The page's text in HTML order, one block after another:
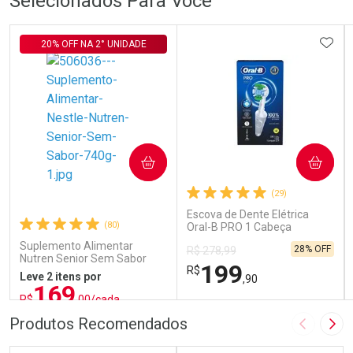
(80)
Suplemento Alimentar
Nutren Senior Sem Sabor
740g
20% OFF NA 2° UNIDADE
Leve 2 itens por
R$169,00/cada
COMPRAR
FECHAR
FECHAR
Por Menos
(29)
Escova de Dente Elétrica
Oral-B PRO 1 Cabeça
Redonda Recarregável 1
Unidade
R$ 278,99
R$199,90
28% OFF
COMPRAR
Por Menos
Produtos Recomendados Imagem